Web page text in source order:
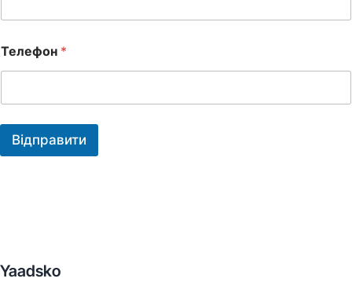
Телефон *
Відправити
Yaadsko